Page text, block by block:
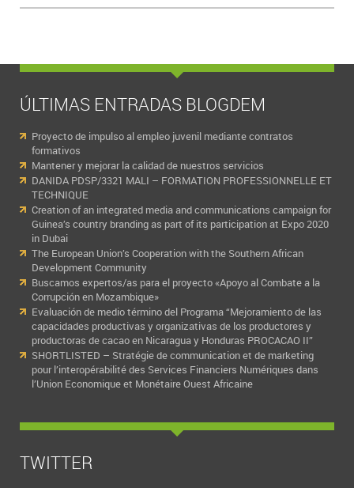
ÚLTIMAS ENTRADAS BLOGDEM
Proyecto de impulso al empleo juvenil mediante contratos
formativos
Mantener y mejorar la calidad de nuestros servicios
DANIDA PDSP/3321 MALI – FORMATION PROFESSIONNELLE ET
TECHNIQUE
Creation of an integrated media and communications campaign for
Guinea’s country branding as part of its participation at Expo 2020
in Dubai
The European Union’s Cooperation with the Southern African
Development Community
Buscamos expertos/as para el proyecto «Apoyo al Combate a la
Corrupción en Mozambique»
Evaluación de medio término del Programa “Mejoramiento de las
capacidades productivas y organizativas de los productores y
productoras de cacao en Nicaragua y Honduras PROCACAO II”
SHORTLISTED – Stratégie de communication et de marketing
pour l’interopérabilité des Services Financiers Numériques dans
l’Union Economique et Monétaire Ouest Africaine
TWITTER